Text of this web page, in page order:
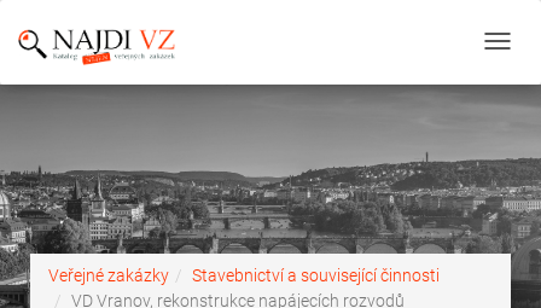
Veřejné zakázky
Stavebnictví a související činnosti
VD Vranov, rekonstrukce napájecích rozvodů